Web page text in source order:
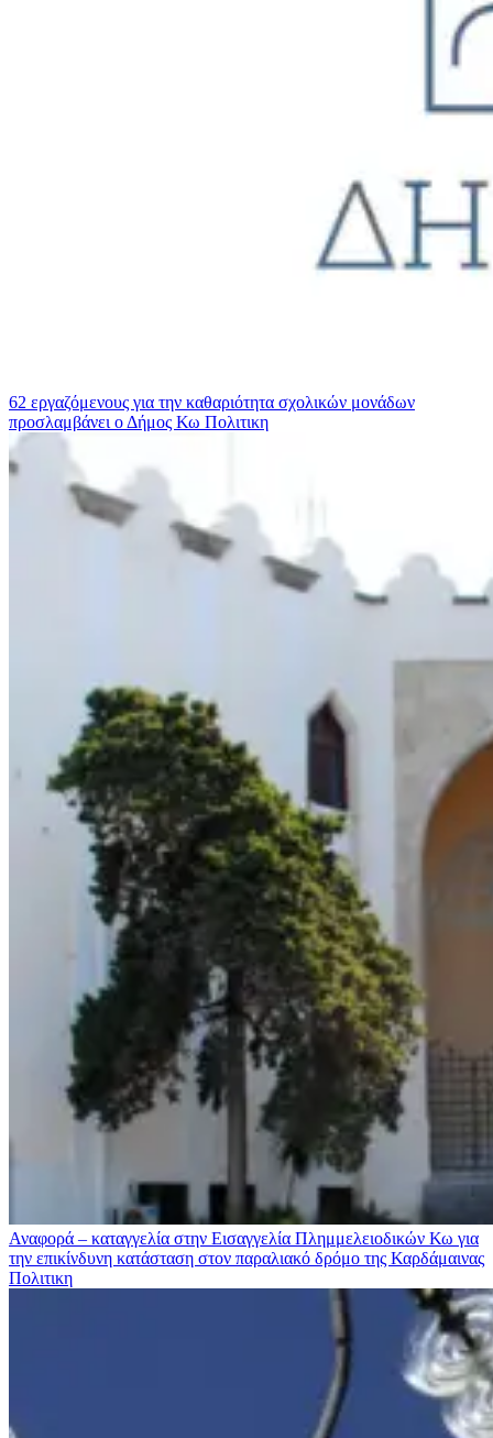
62 εργαζόμενους για την καθαριότητα σχολικών μονάδων
προσλαμβάνει ο Δήμος Κω Πολιτικη
Αναφορά – καταγγελία στην Εισαγγελία Πλημμελειοδικών Κω για
την επικίνδυνη κατάσταση στον παραλιακό δρόμο της Καρδάμαινας
Πολιτικη